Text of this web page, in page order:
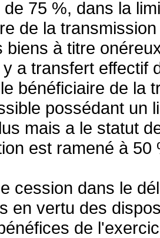
75 %, dans la
de la
biens à titre
a transfert effectif
bénéficiaire de la
possédant un
mais a le statut
est ramené à
cession dans le
en vertu des
de